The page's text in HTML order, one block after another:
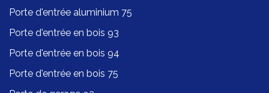
Porte d'entrée aluminium 75
Porte d'entrée en bois 93
Porte d'entrée en bois 94
Porte d'entrée en bois 75